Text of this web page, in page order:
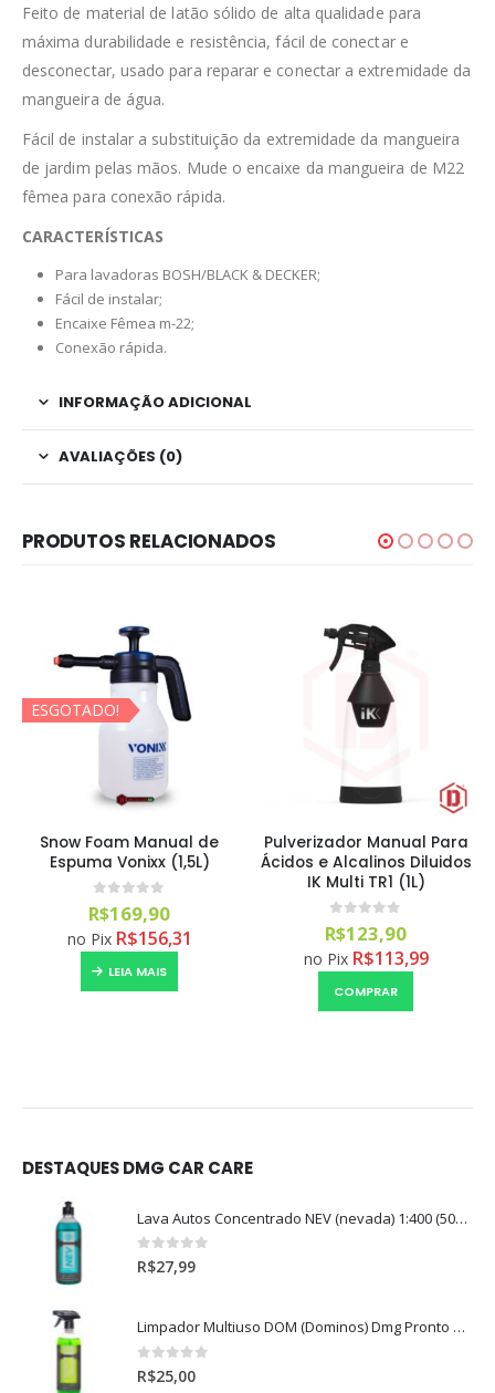
Feito de material de latão sólido de alta qualidade para
máxima durabilidade e resistência, fácil de conectar e
desconectar, usado para reparar e conectar a extremidade da
mangueira de água.
Fácil de instalar a substituição da extremidade da mangueira
de jardim pelas mãos. Mude o encaixe da mangueira de M22
fêmea para conexão rápida.
CARACTERÍSTICAS
Para lavadoras BOSH/BLACK & DECKER;
Fácil de instalar;
Encaixe Fêmea m-22;
Conexão rápida.
INFORMAÇÃO ADICIONAL
AVALIAÇÕES (0)
PRODUTOS RELACIONADOS
ESGOTADO!
Snow Foam Manual de
Espuma Vonixx (1,5L)
0out of 5
R$169,90
no Pix R$156,31
LEIA MAIS
Pulverizador Manual Para
Ácidos e Alcalinos Diluidos
IK Multi TR1 (1L)
0out of 5
R$123,90
no Pix R$113,99
COMPRAR
DESTAQUES DMG CAR CARE
Lava Autos Concentrado NEV (nevada) 1:400 (500ml)
0out of 5
R$27,99
Limpador Multiuso DOM (Dominos) Dmg Pronto P/Uso (500ml)
0out of 5
R$25,00